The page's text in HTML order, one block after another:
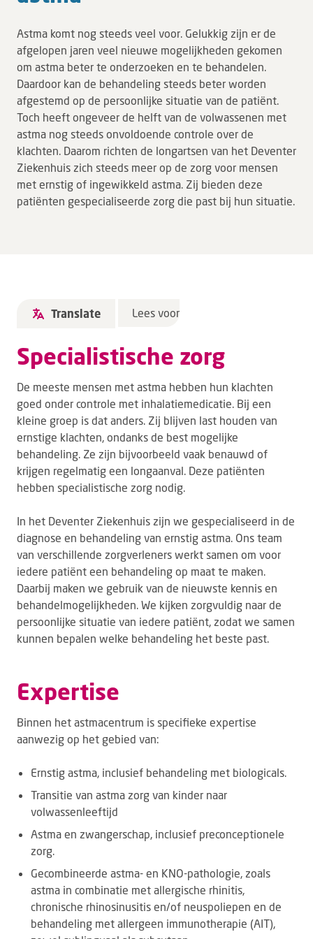
Astma komt nog steeds veel voor. Gelukkig zijn er de
afgelopen jaren veel nieuwe mogelijkheden gekomen
om astma beter te onderzoeken en te behandelen.
Daardoor kan de behandeling steeds beter worden
afgestemd op de persoonlijke situatie van de patiënt.
Toch heeft ongeveer de helft van de volwassenen met
astma nog steeds onvoldoende controle over de
klachten. Daarom richten de longartsen van het Deventer
Ziekenhuis zich steeds meer op de zorg voor mensen
met ernstig of ingewikkeld astma. Zij bieden deze
patiënten gespecialiseerde zorg die past bij hun situatie.
Translate Lees voor
Specialistische zorg
De meeste mensen met astma hebben hun klachten
goed onder controle met inhalatiemedicatie. Bij een
kleine groep is dat anders. Zij blijven last houden van
ernstige klachten, ondanks de best mogelijke
behandeling. Ze zijn bijvoorbeeld vaak benauwd of
krijgen regelmatig een longaanval. Deze patiënten
hebben specialistische zorg nodig.
In het Deventer Ziekenhuis zijn we gespecialiseerd in de
diagnose en behandeling van ernstig astma. Ons team
van verschillende zorgverleners werkt samen om voor
iedere patiënt een behandeling op maat te maken.
Daarbij maken we gebruik van de nieuwste kennis en
behandelmogelijkheden. We kijken zorgvuldig naar de
persoonlijke situatie van iedere patiënt, zodat we samen
kunnen bepalen welke behandeling het beste past.
Expertise
Binnen het astmacentrum is specifieke expertise
aanwezig op het gebied van:
Ernstig astma, inclusief behandeling met biologicals.
Transitie van astma zorg van kinder naar
volwassenleeftijd
Astma en zwangerschap, inclusief preconceptionele
zorg.
Gecombineerde astma- en KNO-pathologie, zoals
astma in combinatie met allergische rhinitis,
chronische rhinosinusitis en/of neuspoliepen en de
behandeling met allergeen immunotherapie (AIT),